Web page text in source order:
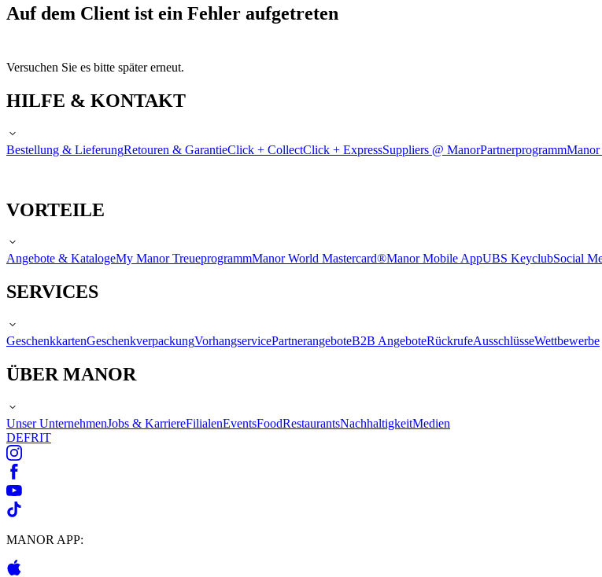
Auf dem Client ist ein Fehler aufgetreten
Versuchen Sie es bitte später erneut.
HILFE & KONTAKT
Bestellung & LieferungRetouren & GarantieClick + CollectClick + ExpressSuppliers @ ManorPartnerprogrammManor
VORTEILE
Angebote & KatalogeMy Manor TreueprogrammManor World Mastercard®Manor Mobile AppUBS KeyclubSocial
SERVICES
GeschenkkartenGeschenkverpackungVorhangservicePartnerangeboteB2B AngeboteRückrufeAusschlüsseWettbewerbe
ÜBER MANOR
Unser UnternehmenJobs & KarriereFilialenEventsFoodRestaurantsNachhaltigkeitMedien
DEFRIT
MANOR APP: